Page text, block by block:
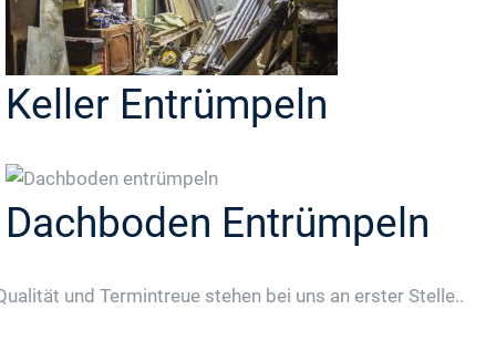
Keller Entrümpeln
Dachboden Entrümpeln
und Termintreue stehen bei uns an erster Stelle..